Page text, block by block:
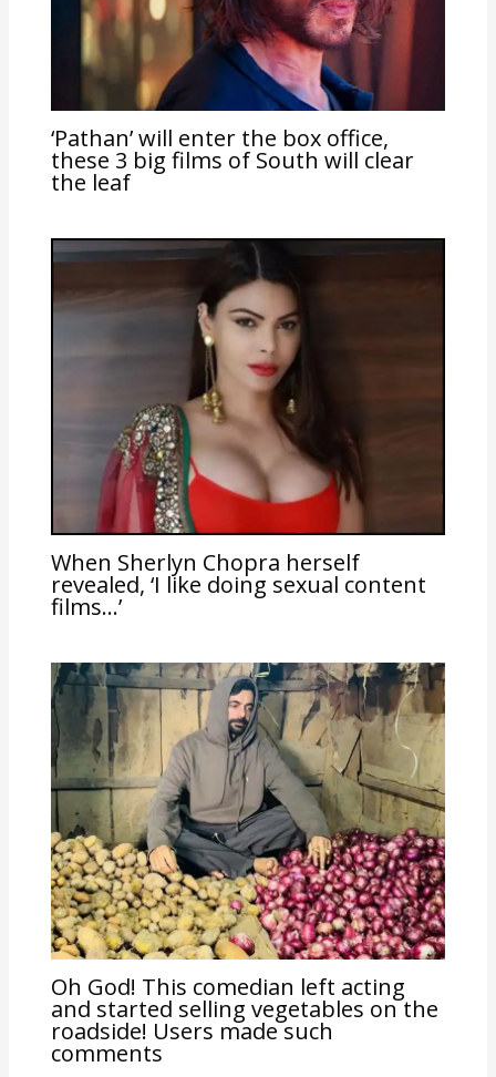
‘Pathan’ will enter the box office,
these 3 big films of South will clear
the leaf
When Sherlyn Chopra herself
revealed, ‘I like doing sexual content
films…’
Oh God! This comedian left acting
and started selling vegetables on the
roadside! Users made such
comments